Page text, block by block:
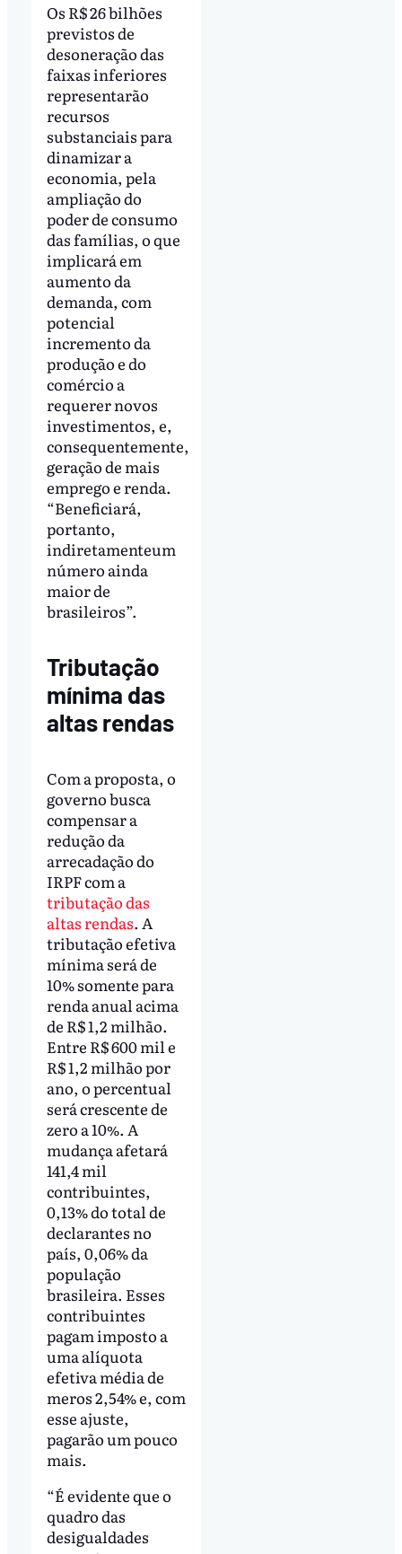
Os R$ 26 bilhões
previstos de
desoneração das
faixas inferiores
representarão
recursos
substanciais para
dinamizar a
economia, pela
ampliação do
poder de consumo
das famílias, o que
implicará em
aumento da
demanda, com
potencial
incremento da
produção e do
comércio a
requerer novos
investimentos, e,
consequentemente,
geração de mais
emprego e renda.
“Beneficiará,
portanto,
indiretamenteum
número ainda
maior de
brasileiros”.
Tributação
mínima das
altas rendas
Com a proposta, o
governo busca
compensar a
redução da
arrecadação do
IRPF com a
tributação das
altas rendas. A
tributação efetiva
mínima será de
10% somente para
renda anual acima
de R$ 1,2 milhão.
Entre R$ 600 mil e
R$ 1,2 milhão por
ano, o percentual
será crescente de
zero a 10%. A
mudança afetará
141,4 mil
contribuintes,
0,13% do total de
declarantes no
país, 0,06% da
população
brasileira. Esses
contribuintes
pagam imposto a
uma alíquota
efetiva média de
meros 2,54% e, com
esse ajuste,
pagarão um pouco
mais.
“É evidente que o
quadro das
desigualdades